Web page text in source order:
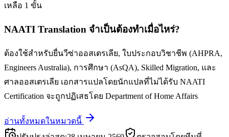
เหลือ 1 ขั้น
NAATI Translation จำเป็นต้องทำเมื่อไหร่?
ต้องใช้สำหรับยื่นวีซ่าออสเตรเลีย, ใบประกอบวิชาชีพ (AHPRA,
Engineers Australia), การศึกษา (AsQA), Skilled Migration, และ
ศาลออสเตรเลีย เอกสารแปลโดยนักแปลที่ไม่ได้รับ NAATI
Certification จะถูกปฏิเสธโดย Department of Home Affairs
อ่านทั้งหมดในหมวดนี้